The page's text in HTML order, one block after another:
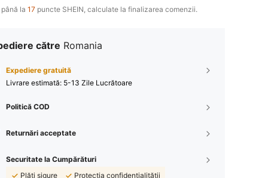
la 17 puncte SHEIN, calculate la finalizarea comenzii.
către Romania
Expediere gratuită
Livrare estimată: 5-13 Zile Lucrătoare
Politică COD
Returnări acceptate
Securitate la Cumpărături
Plăți sigure
Protecția confidențialității